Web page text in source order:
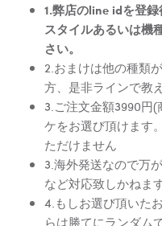
1.弊店のline idを登
スタイルあるいは機
さい。
2.おまけは他の種類
方、是非ラインで教
3.ご注文金額3990円
ケをお選び頂けます
ただけません
3.海外発送なので万
など対応致しかねま
4.もしお選び頂いた
らは勝てにランダム